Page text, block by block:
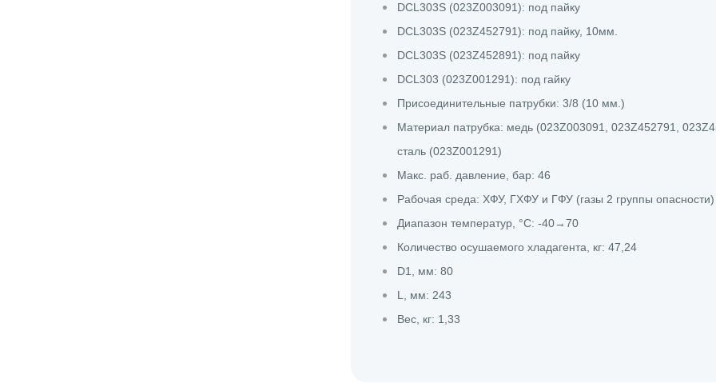
DCL303S (023Z003091): под пайку
DCL303S (023Z452791): под пайку, 10мм.
DCL303S (023Z452891): под пайку
DCL303 (023Z001291): под гайку
Присоединительные патрубки: 3/8 (10 мм.)
Материал патрубка: медь (023Z003091, 023Z452791,
сталь (023Z001291)
Макс. раб. давление, бар: 46
Рабочая среда: ХФУ, ГХФУ и ГФУ (газы 2 группы опасности)
Диапазон температур, °C: -40→70
Количество осушаемого хладагента, кг: 47,24
D1, мм: 80
L, мм: 243
Вес, кг: 1,33